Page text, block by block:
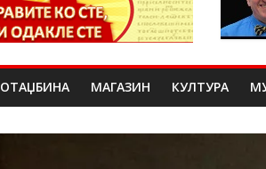
ОТАЏБИНА МАГАЗИН КУЛТУРА